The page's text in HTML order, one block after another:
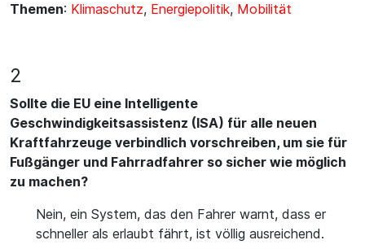
Themen: Klimaschutz, Energiepolitik, Mobilität
2
Sollte die EU eine Intelligente
Geschwindigkeitsassistenz (ISA) für alle neuen
Kraftfahrzeuge verbindlich vorschreiben, um sie für
Fußgänger und Fahrradfahrer so sicher wie möglich
zu machen?
Nein, ein System, das den Fahrer warnt, dass er
schneller als erlaubt fährt, ist völlig ausreichend.